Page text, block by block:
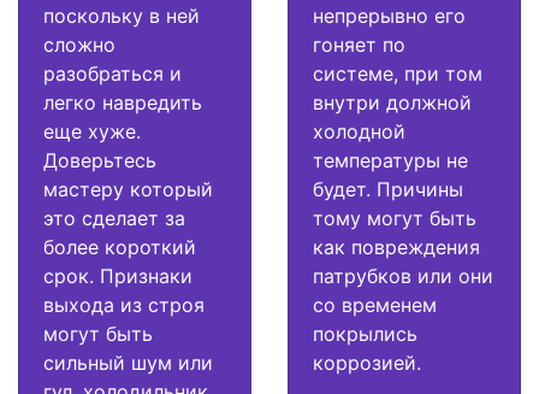
поскольку в ней
сложно
разобраться и
легко навредить
еще хуже.
Доверьтесь
мастеру который
это сделает за
более короткий
срок. Признаки
выхода из строя
могут быть
сильный шум или
непрерывно его
гоняет по
системе, при том
внутри должной
холодной
температуры не
будет. Причины
тому могут быть
как повреждения
патрубков или они
со временем
покрылись
коррозией.